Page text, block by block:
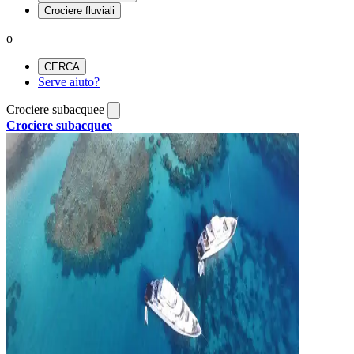
Crociere fluviali
o
CERCA
Serve aiuto?
Crociere subacquee
Crociere subacquee